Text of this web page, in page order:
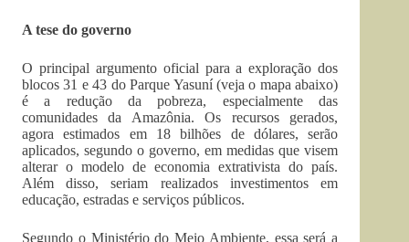
A tese do governo
O principal argumento oficial para a exploração dos
blocos 31 e 43 do Parque Yasuní (veja o mapa abaixo)
é a redução da pobreza, especialmente das
comunidades da Amazônia. Os recursos gerados,
agora estimados em 18 bilhões de dólares, serão
aplicados, segundo o governo, em medidas que visem
alterar o modelo de economia extrativista do país.
Além disso, seriam realizados investimentos em
educação, estradas e serviços públicos.
Segundo o Ministério do Meio Ambiente, essa será a